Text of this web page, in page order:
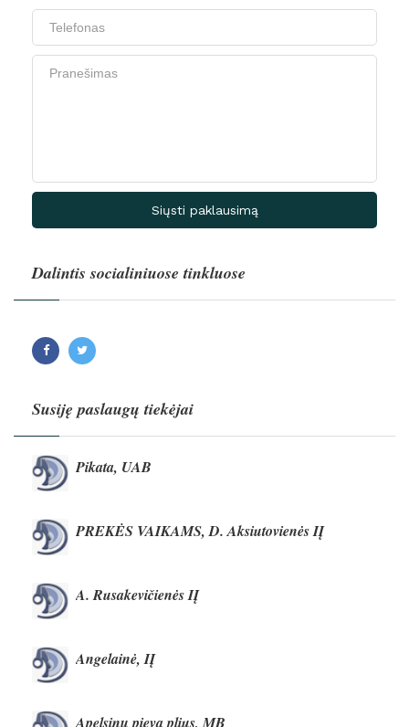
Siųsti paklausimą
Dalintis socialiniuose tinkluose
Susiję paslaugų tiekėjai
Pikata, UAB
PREKĖS VAIKAMS, D. Aksiutovienės IĮ
A. Rusakevičienės IĮ
Angelainė, IĮ
Apelsinų pieva plius, MB